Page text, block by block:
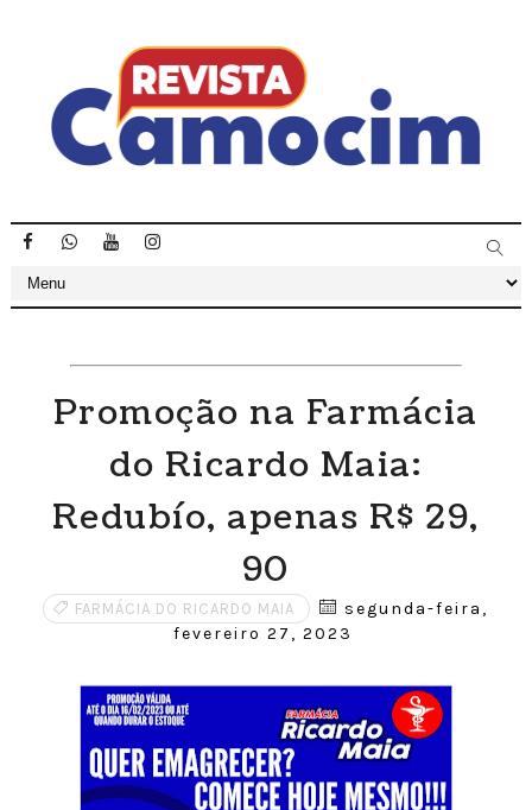
Promoção na Farmácia
do Ricardo Maia:
Redubío, apenas R$ 29,
90
FARMÁCIA DO RICARDO MAIA
segunda-feira,
fevereiro 27, 2023